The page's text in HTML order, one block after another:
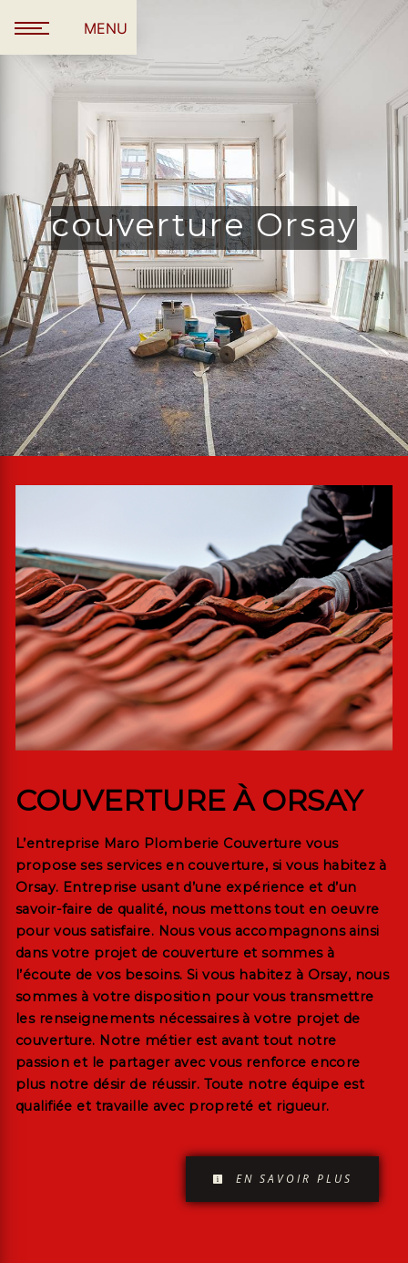
MENU
couverture Orsay
COUVERTURE À ORSAY
L’entreprise Maro Plomberie Couverture vous
propose ses services en couverture, si vous habitez à
Orsay. Entreprise usant d’une expérience et d’un
savoir-faire de qualité, nous mettons tout en oeuvre
pour vous satisfaire. Nous vous accompagnons ainsi
dans votre projet de couverture et sommes à
l’écoute de vos besoins. Si vous habitez à Orsay, nous
sommes à votre disposition pour vous transmettre
les renseignements nécessaires à votre projet de
couverture. Notre métier est avant tout notre
passion et le partager avec vous renforce encore
plus notre désir de réussir. Toute notre équipe est
qualifiée et travaille avec propreté et rigueur.
EN SAVOIR PLUS